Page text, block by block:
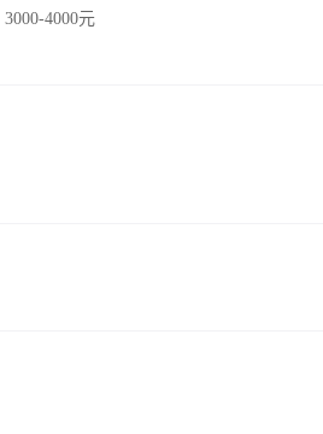
3000-4000元